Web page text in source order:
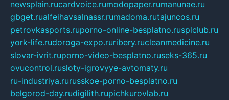
newsplain.rucardvoice.rumodopaper.rumanunae.ru
gbget.rualfeihavsalnassr.rumadoma.rutajuncos.ru
petrovkasports.ruporno-online-besplatno.rusplclub.ru
york-life.rudoroga-expo.ruribery.rucleanmedicine.ru
slovar-ivrit.ruporno-video-besplatno.ruseks-365.ru
ovucontrol.rusloty-igrovyye-avtomaty.ru
ru-industriya.rurusskoe-porno-besplatno.ru
belgorod-day.rudigilith.rupichkurovlab.ru